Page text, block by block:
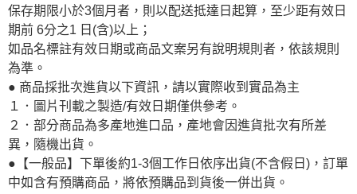
保存期限小於3個月者，則以配送抵達日起算，至少距有效日
期前 6分之1 日(含)以上；
如品名標註有效日期或商品文案另有說明規則者，依該規則
為準。
● 商品採批次進貨以下資訊，請以實際收到實品為主
１．圖片刊載之製造/有效日期僅供參考。
２．部分商品為多產地進口品，產地會因進貨批次有所差
異，隨機出貨。
●【一般品】下單後約1-3個工作日依序出貨(不含假日)，訂單
中如含有預購商品，將依預購品到貨後一併出貨。